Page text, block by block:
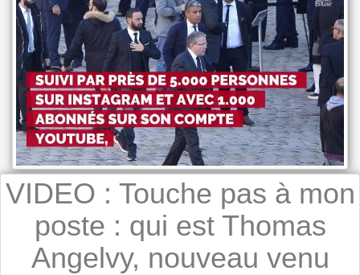
VIDEO : Touche pas à mon
poste : qui est Thomas
Angelvy, nouveau venu